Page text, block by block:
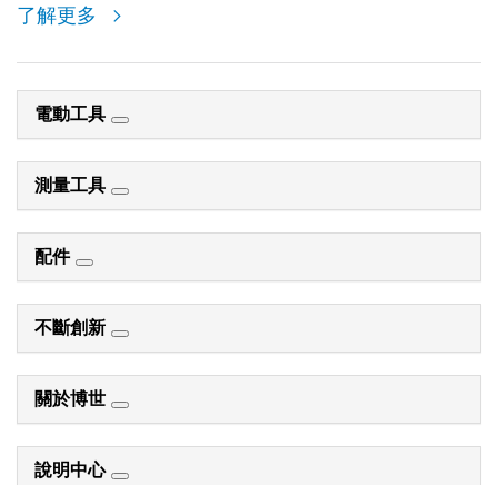
了解更多
電動工具
測量工具
配件
不斷創新
關於博世
說明中心